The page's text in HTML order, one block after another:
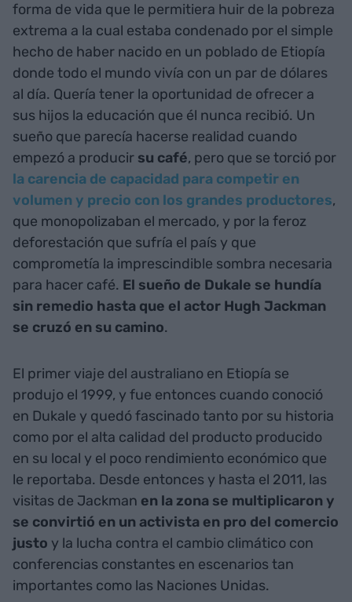
forma de vida que le permitiera huir de la pobreza
extrema a la cual estaba condenado por el simple
hecho de haber nacido en un poblado de Etiopía
donde todo el mundo vivía con un par de dólares
al día. Quería tener la oportunidad de ofrecer a
sus hijos la educación que él nunca recibió. Un
sueño que parecía hacerse realidad cuando
empezó a producir su café, pero que se torció por
la carencia de capacidad para competir en
volumen y precio con los grandes productores,
que monopolizaban el mercado, y por la feroz
deforestación que sufría el país y que
comprometía la imprescindible sombra necesaria
para hacer café. El sueño de Dukale se hundía
sin remedio hasta que el actor Hugh Jackman
se cruzó en su camino.
El primer viaje del australiano en Etiopía se
produjo el 1999, y fue entonces cuando conoció
en Dukale y quedó fascinado tanto por su historia
como por el alta calidad del producto producido
en su local y el poco rendimiento económico que
le reportaba. Desde entonces y hasta el 2011, las
visitas de Jackman en la zona se multiplicaron y
se convirtió en un activista en pro del comercio
justo y la lucha contra el cambio climático con
conferencias constantes en escenarios tan
importantes como las Naciones Unidas.